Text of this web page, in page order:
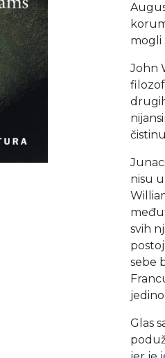
mogli
John
nisu
svih
sebe
Glas